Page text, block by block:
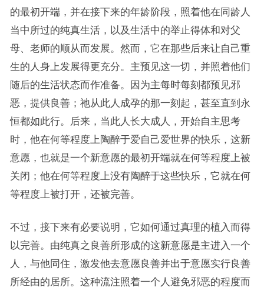
的最初开端，并在接下来的年龄阶段，照着他在同龄人
当中所过的纯真生活，以及生活中的举止得体和对父
母、老师的顺从而发展。然而，它在那些后来让自己重
生的人身上发展得更充分。主预见这一切，并照着他们
随后的生活状态而作准备。因为主每时每刻都预见邪
恶，提供良善；祂从此人成孕的那一刻起，甚至直到永
恒都如此行。后来，当此人长大成人，开始自主思考
时，他在何等程度上陶醉于爱自己爱世界的快乐，这新
意愿，也就是一个新意愿的最初开端就在何等程度上被
关闭；他在何等程度上没有陶醉于这些快乐，它就在何
等程度上被打开，还被完善。
不过，接下来有必要说明，它如何通过真理的植入而得
以完善。由纯真之良善所形成的这新意愿是主进入一个
人，与他同住，激发他去意愿良善并出于意愿实行良善
所经由的居所。这种流注照着一个人避免邪恶的程度而